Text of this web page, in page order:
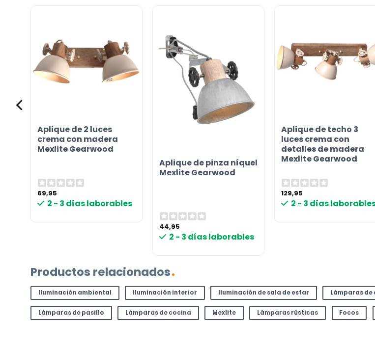
Aplique de 2 luces
crema con madera
Mexlite Gearwood
69,95
2 - 3 días laborables
Aplique de pinza níquel
Mexlite Gearwood
44,95
2 - 3 días laborables
Aplique de techo 3
luces crema con
detalles de madera
Mexlite Gearwood
129,95
2 - 3 días
Productos relacionados
Iluminación ambiental Iluminación interior Iluminación de sala de estar Lámparas
Lámparas de pasillo Lámparas de cocina Mexlite Lámparas rústicas Focos